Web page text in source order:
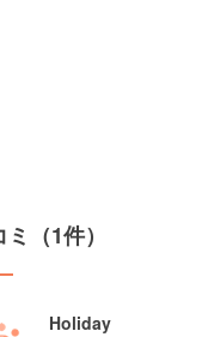
ミ（1件）
Holiday